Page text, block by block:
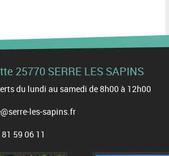
25770 SERRE LES SAPINS
du lundi au samedi de 8h00 à 12h00
les-sapins.fr
59 06 11